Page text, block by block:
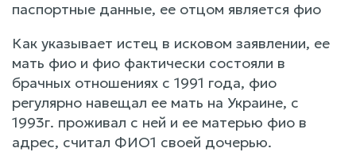
паспортные данные, ее отцом является фио
Как указывает истец в исковом заявлении, ее
мать фио и фио фактически состояли в
брачных отношениях с 1991 года, фио
регулярно навещал ее мать на Украине, с
1993г. проживал с ней и ее матерью фио в
адрес, считал ФИО1 своей дочерью.